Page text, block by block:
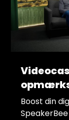
Boost din